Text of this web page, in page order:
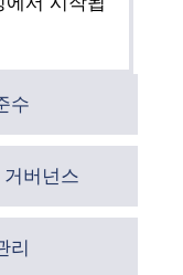
수
버넌스
리